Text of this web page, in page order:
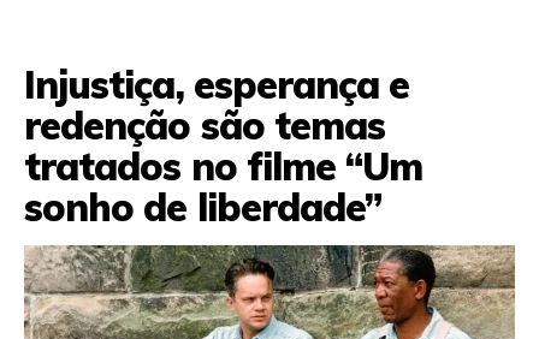
Injustiça, esperança e
redenção são temas
tratados no filme “Um
sonho de liberdade”